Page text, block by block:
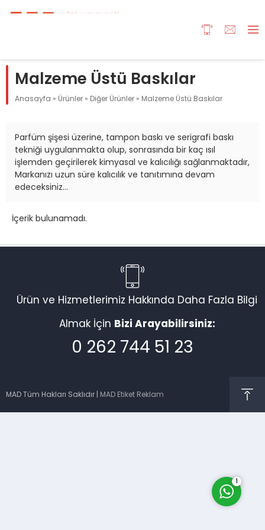
Malzeme Üstü Baskılar
Anasayfa » Ürünler » Diğer Ürünler » Malzeme Üstü Baskılar
Parfüm şişesi üzerine, tampon baskı ve serigrafi baskı
tekniği uygulanmakta olup, sonrasında bir kaç ısıl
işlemden geçirilerek kimyasal ve kalıcılığı sağlanmaktadır,
Markanızı uzun süre kalıcılık ve tanıtımına devam
edeceksiniz…
İçerik bulunamadı.
Ürün ve Hizmetlerimiz Hakkında Daha Fazla Bilgi
Almak İçin Bizi Arayabilirsiniz:
0 262 744 51 23
MAD Tüm Hakları Saklıdır | MAD Etiket Reklam
Müşteri Temsilcisi
1